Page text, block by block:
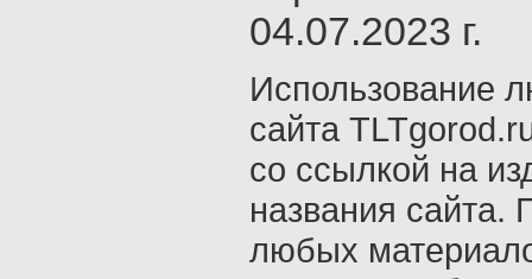
04.07.2023 г.
Использование
сайта
со ссылкой на
названия сайта.
любых